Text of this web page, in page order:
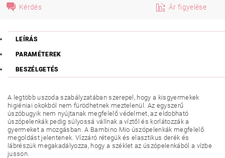
Kérdés Ár figyelése
LEÍRÁS
PARAMÉTEREK
BESZÉLGETÉS
A legtöbb uszoda szabályzatában szerepel, hogy a kisgyermekek
higiéniai okokból nem fürödhetnek meztelenül. Az egyszerű
úszóbugyik nem nyújtanak megfelelő védelmet, az eldobható
úszópelenkák pedig súlyossá vállnak a víztől és korlátozzák a
gyermeket a mozgásban. A Bambino Mio úszópelenkák megfelelő
megoldást jelentenek. Vízzáró rétegük és elasztikus derék és
lábrészük megakadályozza, hogy a széklet az úszópelenkából a vízbe
jusson.